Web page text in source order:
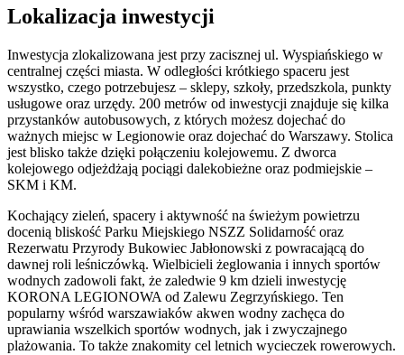
Lokalizacja inwestycji
Inwestycja zlokalizowana jest przy zacisznej ul. Wyspiańskiego w
centralnej części miasta. W odległości krótkiego spaceru jest
wszystko, czego potrzebujesz – sklepy, szkoły, przedszkola, punkty
usługowe oraz urzędy. 200 metrów od inwestycji znajduje się kilka
przystanków autobusowych, z których możesz dojechać do
ważnych miejsc w Legionowie oraz dojechać do Warszawy. Stolica
jest blisko także dzięki połączeniu kolejowemu. Z dworca
kolejowego odjeżdżają pociągi dalekobieżne oraz podmiejskie –
SKM i KM.
Kochający zieleń, spacery i aktywność na świeżym powietrzu
docenią bliskość Parku Miejskiego NSZZ Solidarność oraz
Rezerwatu Przyrody Bukowiec Jabłonowski z powracającą do
dawnej roli leśniczówką. Wielbicieli żeglowania i innych sportów
wodnych zadowoli fakt, że zaledwie 9 km dzieli inwestycję
KORONA LEGIONOWA od Zalewu Zegrzyńskiego. Ten
popularny wśród warszawiaków akwen wodny zachęca do
uprawiania wszelkich sportów wodnych, jak i zwyczajnego
plażowania. To także znakomity cel letnich wycieczek rowerowych.